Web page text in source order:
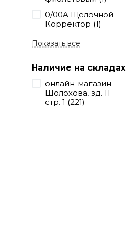
0/00A Щелочной
Корректор (1)
Показать все
Наличие на складах
онлайн-магазин
Шолохова, зд. 11
стр. 1 (221)